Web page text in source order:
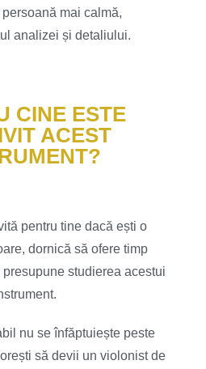
mai calmă,
analizei și detaliului.
CINE ESTE
ACEST
pentru tine dacă ești o
dornică să ofere timp
studierea acestui
nu se înfăptuiește peste
să devii un violonist de